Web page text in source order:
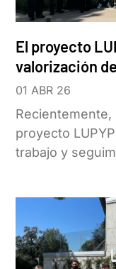
El proyecto
valorización
01 ABR 26
proyecto
trabajo y